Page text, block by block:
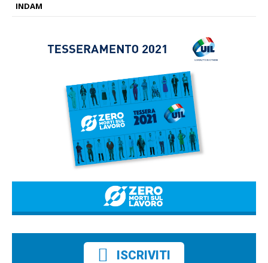
INDAM
ISCRIVITI